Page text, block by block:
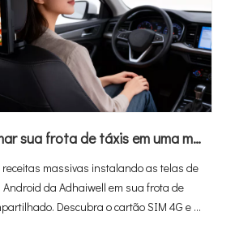
Como transformar sua frota de táxis em uma máquina de ganhar dinheiro com telas de anúncios LCD do Android (guia definitivo de 2026)
massivas instalando as telas de
Android da Adhaiwell em sua frota de
Descubra o cartão SIM 4G e a